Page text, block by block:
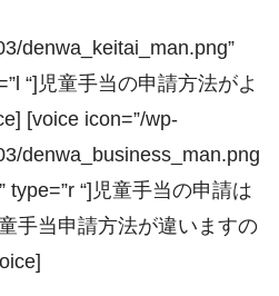
denwa_keitai_man.png”
“]児童手当の申請方法がよ
[voice icon=”/wp-
denwa_business_man.png
type=”r “]児童手当の申請は
手当申請方法が違いますの